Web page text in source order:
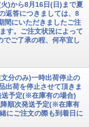
)から8月16日(日)まで夏
返答につきましては、8
間にいただきましたご注
す。ご注文状況によって
でご了承の程、何卒宜し
分のみ)一時出荷停止の
出荷を停止させて頂きま
予定(※在庫有の場合)
順次発送予定(※在庫有
にご注文の際も到着日に